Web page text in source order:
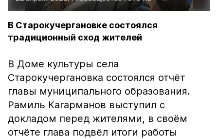
В Старокучергановке состоялся
традиционный сход жителей
В Доме культуры села
Старокучергановка состоялся отчёт
главы муниципального образования.
Рамиль Кагарманов выступил с
докладом перед жителями, в своём
отчёте глава подвёл итоги работы